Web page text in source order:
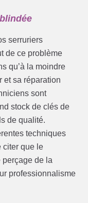
serruriers
de ce problème
qu’à la moindre
et sa réparation
sont
stock de clés de
de qualité.
techniques
citer que le
perçage de la
professionnalisme